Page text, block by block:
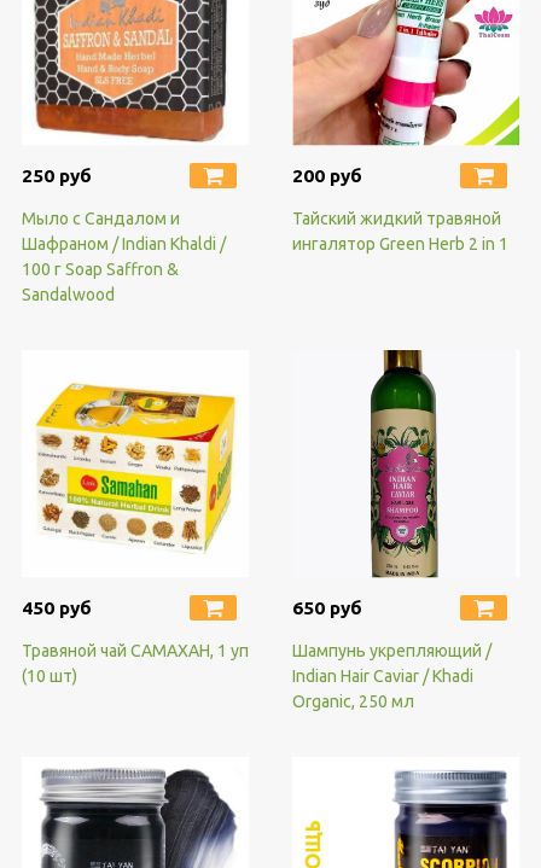
250 руб
Мыло с Сандалом и
Шафраном / Indian Khaldi /
100 г Soap Saffron &
Sandalwood
200 руб
Тайский жидкий травяной
ингалятор Green Herb 2 in 1
450 руб
Травяной чай САМАХАН, 1 уп
(10 шт)
650 руб
Шампунь укрепляющий /
Indian Hair Caviar / Khadi
Organic, 250 мл